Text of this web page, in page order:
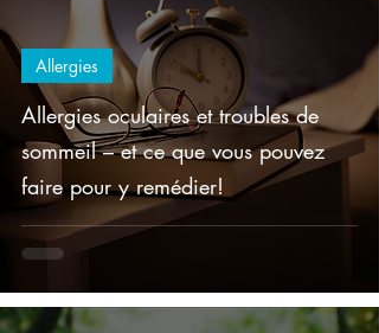
Allergies oculaires et troubles de
sommeil – et ce que vous pouvez
faire pour y remédier!
Allergies